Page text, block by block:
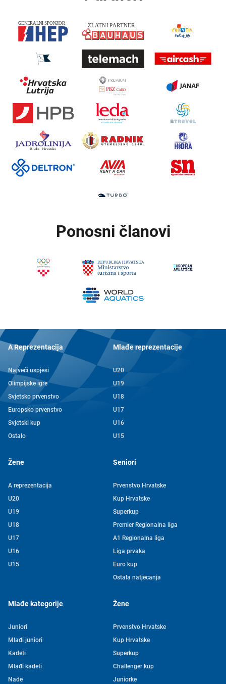
Ponosni članovi
A Reprezentacija
Najveći uspjesi
Olimpijske igre
Svjetsko prvenstvo
Europsko prvenstvo
Svjetski kup
Ostalo
Mlađe reprezentacije
U20
U19
U18
U17
U16
U15
Žene
A reprezentacija
U20
U19
U18
U17
U16
U15
Seniori
Prvenstvo Hrvatske
Kup Hrvatske
Superkup
Premier Regionalna liga
A1 Regionalna liga
Liga prvaka
Euro kup
Ostala natjecanja
Mlađe kategorije
Juniori
Mlađi juniori
Kadeti
Mlađi kadeti
Nade
Žene
Prvenstvo Hrvatske
Kup Hrvatske
Superkup
Challenger kup
Juniorke
Tjedni newsletter HVS-a